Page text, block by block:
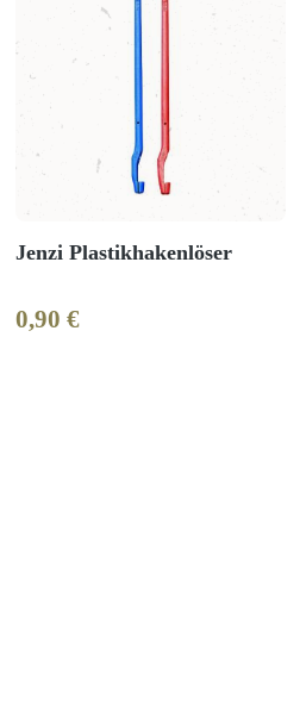
Jenzi Plastikhakenlöser
Regulärer Preis:
0,90 €